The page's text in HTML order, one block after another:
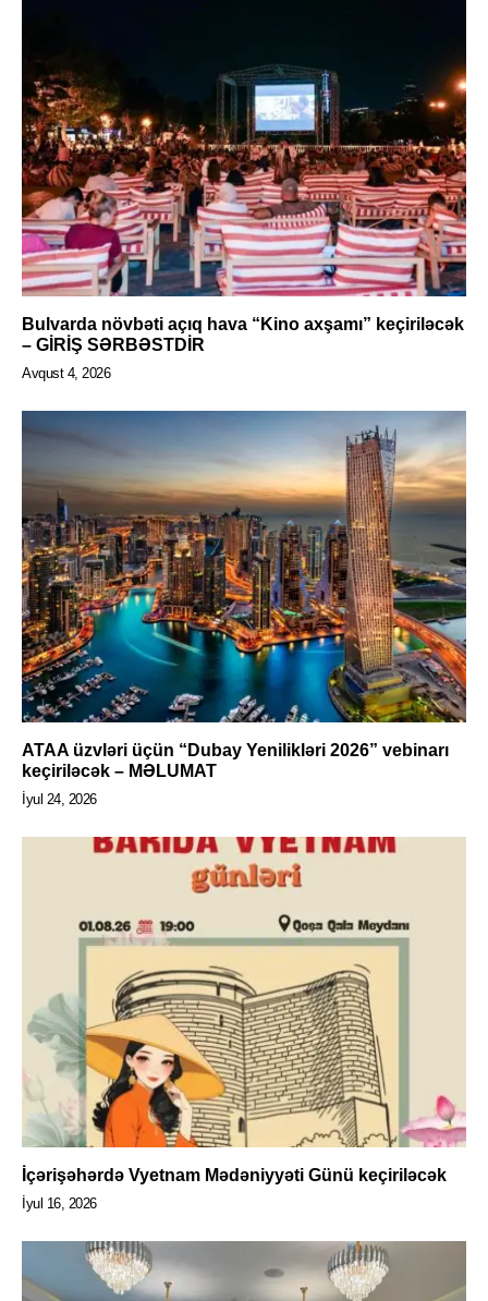
Bulvarda növbəti açıq hava “Kino axşamı” keçiriləcək
– GİRİŞ SƏRBƏSTDİR
Avqust 4, 2026
ATAA üzvləri üçün “Dubay Yenilikləri 2026” vebinarı
keçiriləcək – MƏLUMAT
İyul 24, 2026
İçərişəhərdə Vyetnam Mədəniyyəti Günü keçiriləcək
İyul 16, 2026